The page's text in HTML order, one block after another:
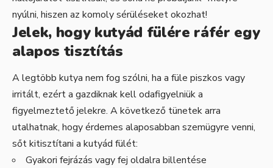
nyúlni, hiszen az komoly sérüléseket okozhat!
Jelek, hogy kutyád fülére ráfér egy
alapos tisztítás
A legtöbb kutya nem fog szólni, ha a füle piszkos vagy
irritált, ezért a gazdiknak kell odafigyelniük a
figyelmeztető jelekre. A következő tünetek arra
utalhatnak, hogy érdemes alaposabban szemügyre venni,
sőt kitisztítani a kutyád fülét:
Gyakori fejrázás vagy fej oldalra billentése